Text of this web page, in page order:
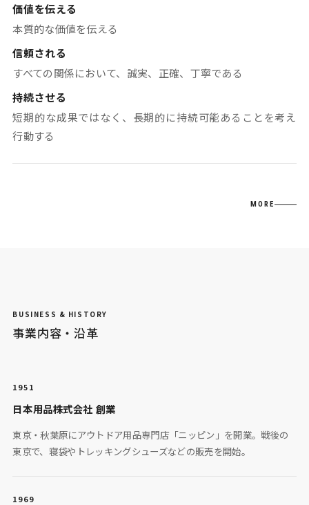
価値を伝える
本質的な価値を伝える
信頼される
すべての関係において、誠実、正確、丁寧である
持続させる
短期的な成果ではなく、長期的に持続可能あることを考え
行動する
MORE
BUSINESS & HISTORY
事業内容・沿革
1951
日本用品株式会社 創業
東京・秋葉原にアウトドア用品専門店「ニッピン」を開業。戦後の
東京で、寝袋やトレッキングシューズなどの販売を開始。
1969